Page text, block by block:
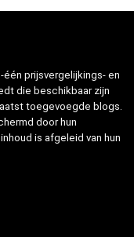
prijsvergelijkings- en
die beschikbaar zijn
toegevoegde blogs.
door hun
is afgeleid van hun